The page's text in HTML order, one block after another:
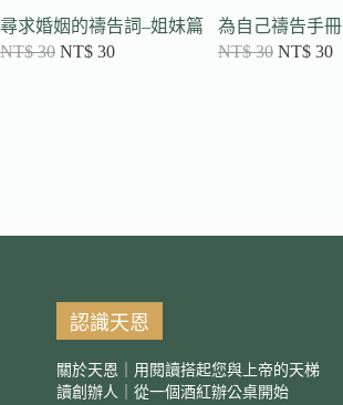
尋求婚姻的禱告詞–姐妹篇
NT$30 NT$ 30
為自己禱告手冊
NT$30 NT$ 30
認識天恩
關於天恩｜用閱讀搭起您與上帝的天梯
讀創辦人｜從一個酒紅辦公桌開始